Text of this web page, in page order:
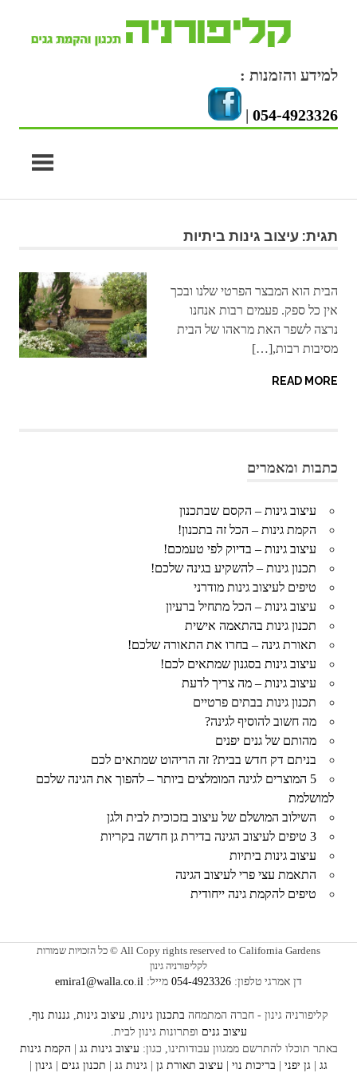
למידע והזמנות :
054-4923326
|
תגית: עיצוב גינות ביתיות
הבית הוא המבצר הפרטי שלנו ובכך
אין כל ספק. פעמים רבות אנחנו
נרצה לשפר האת מראהו של הבית
מסיבות רבות,[…]
READ MORE
כתבות ומאמרים
עיצוב גינות – הקסם שבתכנון
הקמת גינות – הכל זה בתכנון!
עיצוב גינות – בדיוק לפי טעמכם!
תכנון גינות – להשקיע בגינה שלכם!
טיפים לעיצוב גינות מודרני
עיצוב גינות – הכל מתחיל ברעיון
תכנון גינות בהתאמה אישית
תאורת גינה – בחרו את התאורה שלכם!
עיצוב גינות בסגנון שמתאים לכם!
עיצוב גינות – מה צריך לדעת
תכנון גינות בבתים פרטיים
מה חשוב להוסיף לגינה?
מהותם של גנים יפנים
בניתם דק חדש בבית? זה הריהוט שמתאים לכם
5 המוצרים לגינה המומלצים ביותר – להפוך את הגינה שלכם
למושלמת
השילוב המושלם של עיצוב בזכוכית לבית ולגן
3 טיפים לעיצוב הגינה בדירת גן חדשה בקריות
עיצוב גינות ביתיות
התאמת עצי פרי לעיצוב הגינה
טיפים להקמת גינה ייחודית
All Copy rights reserved to California Gardens © כל הזכויות שמורות
לקליפורניה גינון
דן אמרגי טלפון: 054-4923326 מייל: emira1@walla.co.il
קליפורניה גינון - חברה המתמחה בתכנון גינות עיצוב גינות גננות נוף
עיצוב גנים ופתרונות גינון לבית.
באתר תוכלו להתרשם ממגוון עבודותינו, כגון: עיצוב גינות גג
הקמת גינות
גג
גן יפני בריכות נוי עיצוב תאורת גן גינות גג תכנון גנים גינון